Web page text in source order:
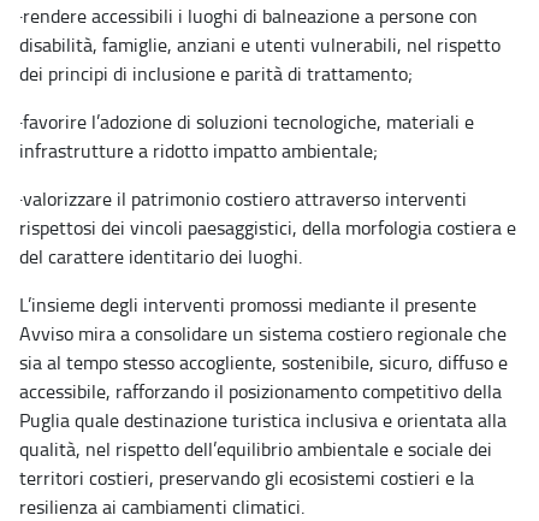
·rendere accessibili i luoghi di balneazione a persone con
disabilità, famiglie, anziani e utenti vulnerabili, nel rispetto
dei principi di inclusione e parità di trattamento;
·favorire l’adozione di soluzioni tecnologiche, materiali e
infrastrutture a ridotto impatto ambientale;
·valorizzare il patrimonio costiero attraverso interventi
rispettosi dei vincoli paesaggistici, della morfologia costiera e
del carattere identitario dei luoghi.
L’insieme degli interventi promossi mediante il presente
Avviso mira a consolidare un sistema costiero regionale che
sia al tempo stesso accogliente, sostenibile, sicuro, diffuso e
accessibile, rafforzando il posizionamento competitivo della
Puglia quale destinazione turistica inclusiva e orientata alla
qualità, nel rispetto dell’equilibrio ambientale e sociale dei
territori costieri, preservando gli ecosistemi costieri e la
resilienza ai cambiamenti climatici.